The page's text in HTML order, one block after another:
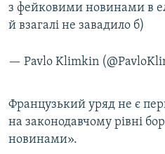
з фейковими новинами в
й взагалі не завадило б)
— Pavlo Klimkin
Французький уряд не є
на законодавчому рівні
новинами».